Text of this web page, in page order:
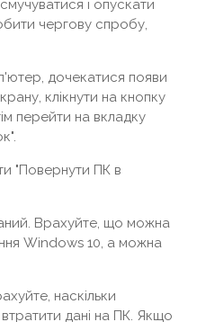
і опускати
чергову спробу,
дочекатися появи
клікнути на кнопку
перейти на вкладку
"Повернути ПК в
Врахуйте, що можна
Windows 10, а можна
наскільки
дані на ПК. Якщо